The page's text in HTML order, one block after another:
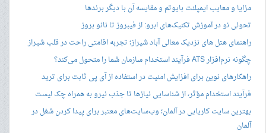
مزایا و معایب ایمپلنت بایوتم و مقایسه آن با دیگر برندها
تحولی نو در آموزش تکنیک‌های ابرو: از فیبروز تا نانو بروز
راهنمای هتل های نزدیک معالی آباد شیراز؛ تجربه اقامتی راحت در قلب شیراز
چگونه نرم‌افزار ATS فرآیند استخدام سازمان شما را متحول می‌کند؟
راهکارهای نوین برای افزایش امنیت در استفاده از آی پی ثابت برای ترید
فرآیند استخدام مؤثر، از شناسایی نیازها تا جذب نیرو به همراه چک لیست
بهترین سایت کاریابی در آلمان؛ وب‌سایت‌های معتبر برای پیدا کردن شغل در
آلمان